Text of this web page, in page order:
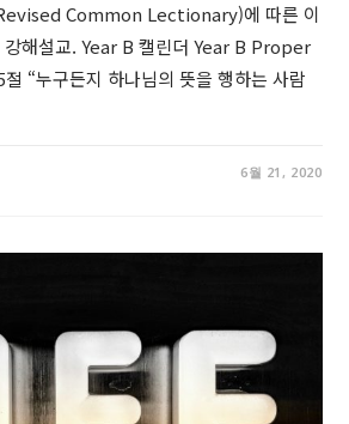
Common Lectionary)에 따른 이
강해설교. Year B 캘린더 Year B Proper
“누구든지 하나님의 뜻을 행하는 사람
6월 21, 2020